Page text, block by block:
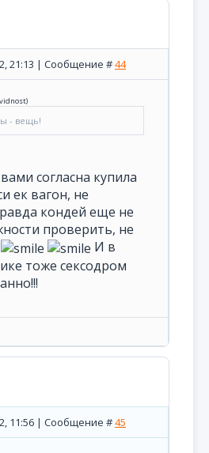
21:13 | Сообщение #44
)
- вещь!
согласна купила
ек вагон, не
кондей еще не
проверить, не
И в
тоже сексодром
11:56 | Сообщение #45